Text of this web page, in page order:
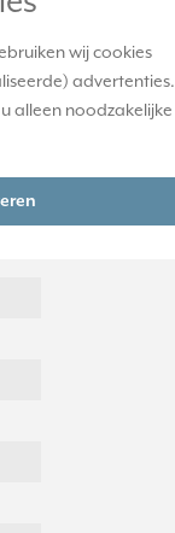
wij cookies
advertenties.
u alleen noodzakelijke